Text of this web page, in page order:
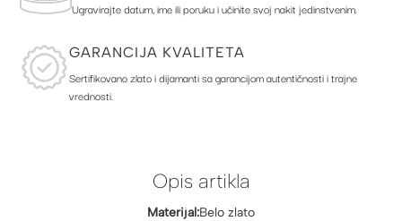
Ugravirajte datum, ime ili poruku i učinite svoj nakit jedinstvenim.
GARANCIJA KVALITETA
Sertifikovano zlato i dijamanti sa garancijom autentičnosti i trajne
vrednosti.
Opis artikla
Materijal:Belo zlato